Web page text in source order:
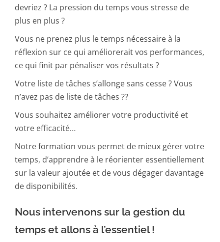
devriez ? La pression du temps vous stresse de
plus en plus ?
Vous ne prenez plus le temps nécessaire à la
réflexion sur ce qui améliorerait vos performances,
ce qui finit par pénaliser vos résultats ?
Votre liste de tâches s’allonge sans cesse ? Vous
n’avez pas de liste de tâches ??
Vous souhaitez améliorer votre productivité et
votre efficacité…
Notre formation vous permet de mieux gérer votre
temps, d’apprendre à le réorienter essentiellement
sur la valeur ajoutée et de vous dégager davantage
de disponibilités.
Nous intervenons sur la gestion du
temps et allons à l’essentiel !